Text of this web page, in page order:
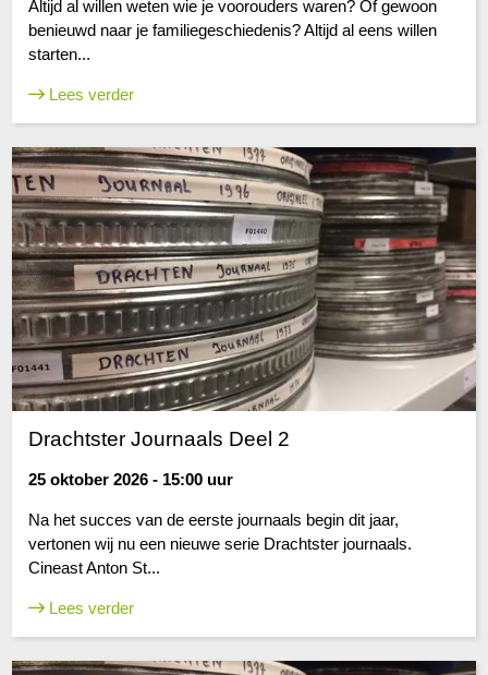
Altijd al willen weten wie je voorouders waren? Of gewoon
benieuwd naar je familiegeschiedenis? Altijd al eens willen
starten...
Lees verder
Drachtster Journaals Deel 2
25 oktober 2026 - 15:00 uur
Na het succes van de eerste journaals begin dit jaar,
vertonen wij nu een nieuwe serie Drachtster journaals.
Cineast Anton St...
Lees verder